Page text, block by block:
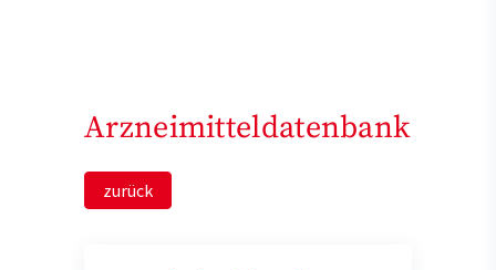
Arzneimitteldatenbank
zurück